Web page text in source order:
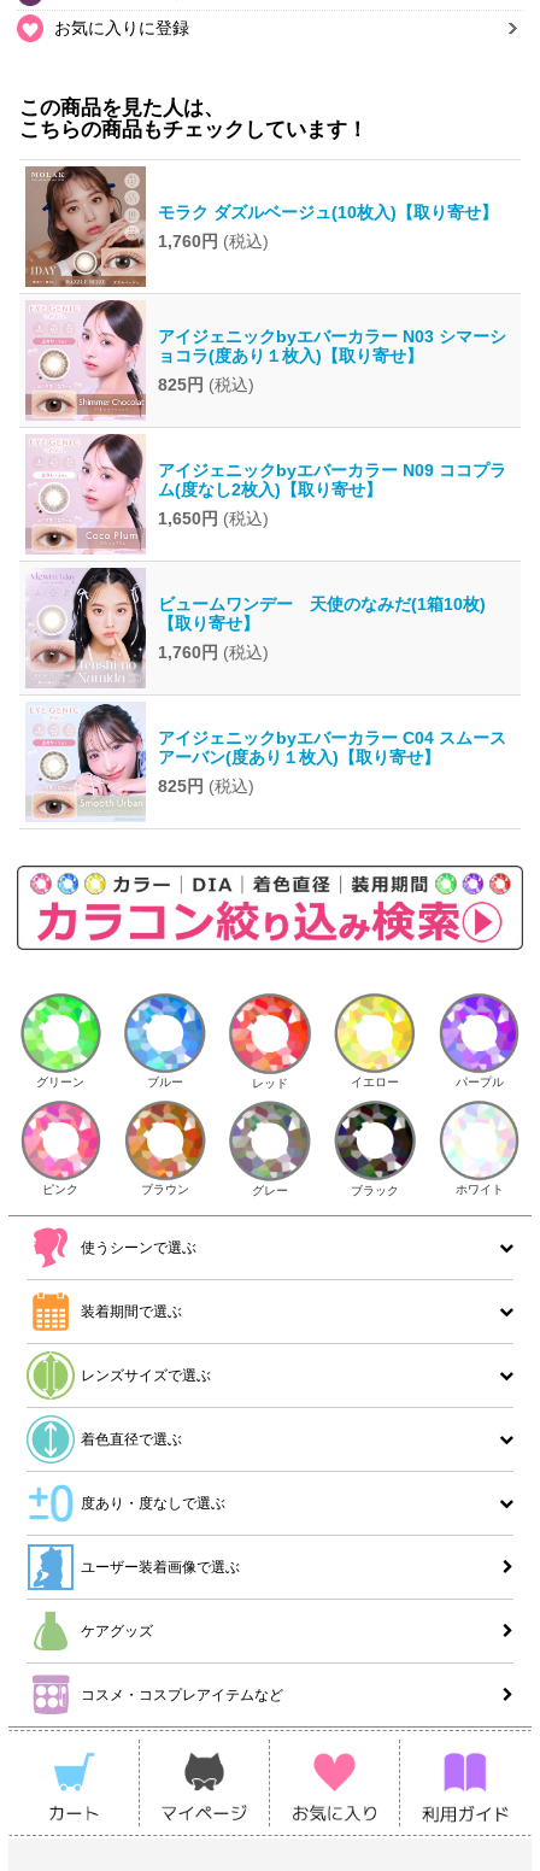
お気に入りに登録
この商品を見た人は、
こちらの商品もチェックしています！
モラク ダズルベージュ(10枚入)【取り寄せ】
1,760円 (税込)
アイジェニックbyエバーカラー N03 シマーシ
ョコラ(度あり１枚入)【取り寄せ】
825円 (税込)
アイジェニックbyエバーカラー N09 ココプラ
ム(度なし2枚入)【取り寄せ】
1,650円 (税込)
ビュームワンデー 天使のなみだ(1箱10枚)
【取り寄せ】
1,760円 (税込)
アイジェニックbyエバーカラー C04 スムース
アーバン(度あり１枚入)【取り寄せ】
825円 (税込)
グリーン ブルー レッド イエロー パープル
ピンク ブラウン グレー ブラック ホワイト
使うシーンで選ぶ
装着期間で選ぶ
レンズサイズで選ぶ
着色直径で選ぶ
度あり・度なしで選ぶ
ユーザー装着画像で選ぶ
ケアグッズ
コスメ・コスプレアイテムなど